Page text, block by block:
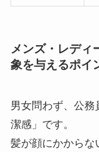
メンズ・レディ
象を与えるポイ
男女問わず、公
潔感」です。
髪が顔にかからな